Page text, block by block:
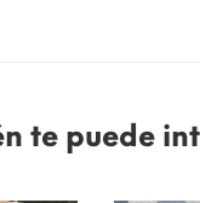
te puede